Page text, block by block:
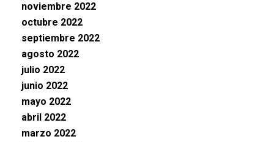
noviembre 2022
octubre 2022
septiembre 2022
agosto 2022
julio 2022
junio 2022
mayo 2022
abril 2022
marzo 2022